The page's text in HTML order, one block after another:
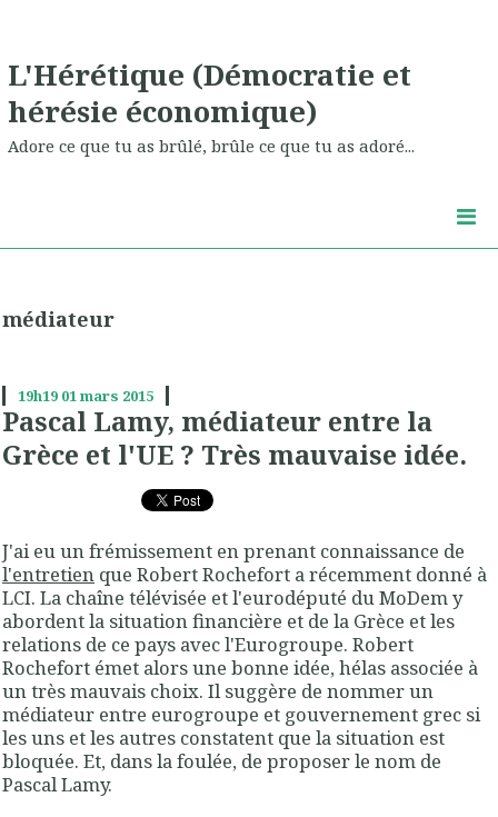
L'Hérétique (Démocratie et
hérésie économique)
Adore ce que tu as brûlé, brûle ce que tu as adoré...
médiateur
19h19 01mars 2015
Pascal Lamy, médiateur entre la
Grèce et l'UE ? Très mauvaise idée.
J'ai eu un frémissement en prenant connaissance de
l'entretien que Robert Rochefort a récemment donné à
LCI. La chaîne télévisée et l'eurodéputé du MoDem y
abordent la situation financière et de la Grèce et les
relations de ce pays avec l'Eurogroupe. Robert
Rochefort émet alors une bonne idée, hélas associée à
un très mauvais choix. Il suggère de nommer un
médiateur entre eurogroupe et gouvernement grec si
les uns et les autres constatent que la situation est
bloquée. Et, dans la foulée, de proposer le nom de
Pascal Lamy.